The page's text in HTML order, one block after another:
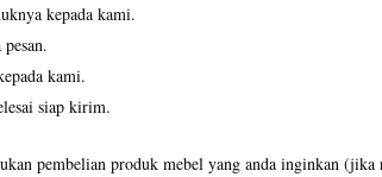
kepada kami.
kami.
siap kirim.
pembelian produk mebel yang anda inginkan (jika